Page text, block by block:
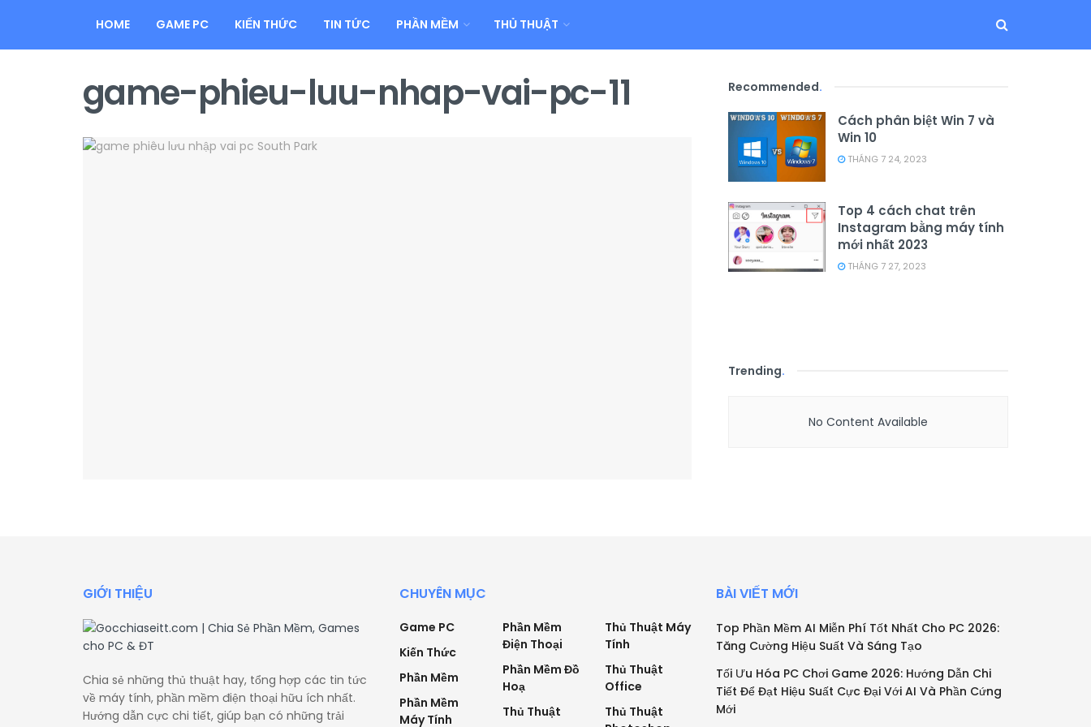
HOME GAME PC KIẾN THỨC TIN TỨC PHẦN MỀM THỦ THUẬT
game-phieu-luu-nhap-vai-pc-11 Recommended.
Cách phân biệt Win 7 và
Win 10
THÁNG 7 24, 2023
Top 4 cách chat trên
Instagram bằng máy tính
mới nhất 2023
THÁNG 7 27, 2023
Trending.
No Content Available
GIỚI THIỆU
Chia sẻ những thủ thuật hay, tổng hợp các tin tức
về máy tính, phần mềm điện thoại hữu ích nhất.
Hướng dẫn cực chi tiết, giúp bạn có những trải
CHUYÊN MỤC
Game PC
Kiến Thức
Phần Mềm
Phần Mềm
Máy Tính
Phần Mềm
Điện Thoại
Phần Mềm Đồ
Hoạ
Thủ Thuật
Thủ Thuật Máy
Tính
Thủ Thuật
Office
Thủ Thuật
BÀI VIẾT MỚI
Top Phần Mềm AI Miễn Phí Tốt Nhất Cho PC 2026:
Tăng Cường Hiệu Suất Và Sáng Tạo
Tối Ưu Hóa PC Chơi Game 2026: Hướng Dẫn Chi
Tiết Để Đạt Hiệu Suất Cực Đại Với AI Và Phần Cứng
Mới